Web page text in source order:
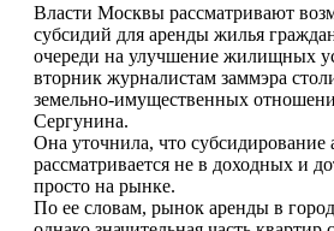
Власти Москвы рассматривают
субсидий для аренды жилья
очереди на улучшение жилищных
вторник журналистам заммэра
земельно-имущественных
Сергунина.
Она уточнила, что субсидирование
рассматривается не в доходных и
просто на рынке.
По ее словам, рынок аренды в